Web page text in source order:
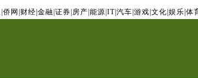
侨网 财经 金融 证券 房产 能源 IT| 汽车 游戏 文化 娱乐 体